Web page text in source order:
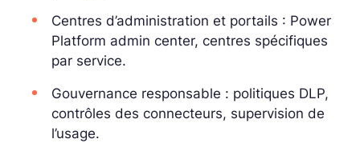
Centres d’administration et portails : Power
Platform admin center, centres spécifiques
par service.
Gouvernance responsable : politiques DLP,
contrôles des connecteurs, supervision de
l’usage.